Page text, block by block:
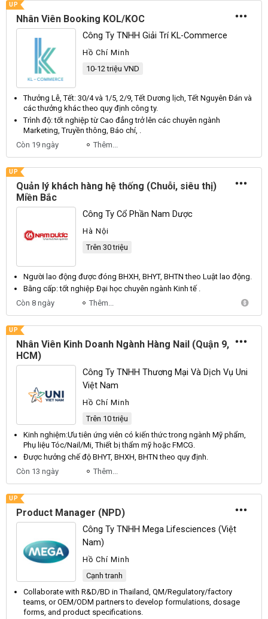
UP
Nhân Viên Booking KOL/KOC
Công Ty TNHH Giải Trí KL-Commerce
Hồ Chí Minh
10-12 triệu VND
Thưởng Lễ,Tết: 30/4 và 1/5, 2/9,Tết Dương lịch,Tết Nguyên Đán và
các thưởng khác theo quy định công ty.
Trình độ: tốt nghiệp từ Cao đẳng trở lên các chuyên ngành
Marketing,Truyền thông, Báo chí, .
Còn 19 ngày
Thêm...
UP
Quản lý khách hàng hệ thống (Chuỗi, siêu thị)
Miền Bắc
Công Ty Cổ Phần Nam Dược
Hà Nội
Trên 30 triệu
Người lao động được đóng BHXH, BHYT, BHTN theo Luật lao động.
Bằng cấp: tốt nghiệp Đại học chuyên ngành Kinh tế .
Còn 8 ngày
Thêm...
UP
Nhân Viên Kinh Doanh Ngành Hàng Nail (Quận 9,
HCM)
Công Ty TNHH Thương Mại Và Dịch Vụ Uni
Việt Nam
Hồ Chí Minh
Trên 10 triệu
Kinh nghiệm:Ưu tiên ứng viên có kiến thức trong ngành Mỹ phẩm,
Phụ liệuTóc/Nail /Mi,Thiết bị thẩm mỹ hoặc FMCG.
Được hưởng chế độ BHYT, BHXH, BHTN theo quy định.
Còn 13 ngày
Thêm...
UP
Product Manager (NPD)
Công Ty TNHH Mega Lifesciences (Việt
Nam)
Hồ Chí Minh
Cạnh tranh
Collaborate with R&D/BD inThailand, QM/Regulatory/factory
teams, orOEM/ODM partners to develop formulations, dosage
forms, and product specifications.